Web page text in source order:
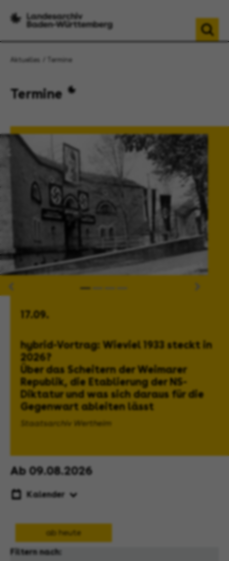
Aktuelles Termine
Termine
17.09.
hybrid-Vortrag: Wieviel 1933 steckt in
2026?
Über das Scheitern der Weimarer
Republik, die Etablierung der NS-
Diktatur und was sich daraus für die
Gegenwart ableiten lässt
Staatsarchiv Wertheim
Ab 09.08.2026
Kalender
ab heute
Filtern nach: